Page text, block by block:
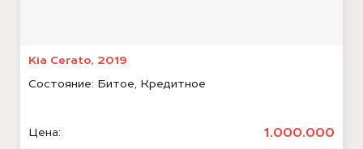
Kia Cerato, 2019
Состояние: Битое, Кредитное
Цена: 1.000.000